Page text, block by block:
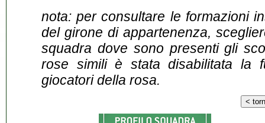
nota: per consultare le formazioni
del girone di appartenenza,
squadra dove sono presenti gli
rose simili è stata disabilitata la
giocatori della rosa.